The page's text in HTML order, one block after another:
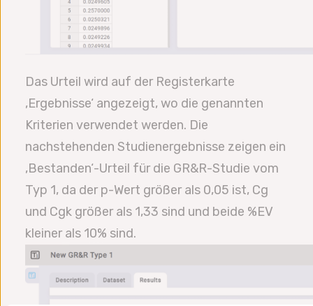
Das Urteil wird auf der Registerkarte
‚Ergebnisse‘ angezeigt, wo die genannten
Kriterien verwendet werden. Die
nachstehenden Studienergebnisse zeigen ein
‚Bestanden‘-Urteil für die GR&R-Studie vom
Typ 1, da der p-Wert größer als 0,05 ist, Cg
und Cgk größer als 1,33 sind und beide %EV
kleiner als 10% sind.